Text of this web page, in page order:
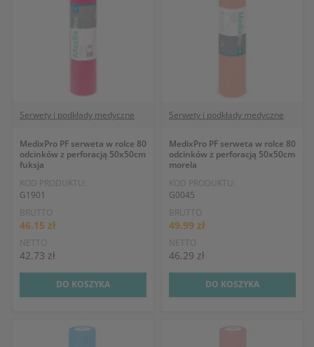
Serwety i podkłady medyczne
MedixPro PF serweta w rolce 80
odcinków z perforacją 50x50cm
fuksja
KOD PRODUKTU:
G1901
BRUTTO
46.15 zł
NETTO
42.73 zł
DO KOSZYKA
Serwety i podkłady medyczne
MedixPro PF serweta w rolce 80
odcinków z perforacją 50x50cm
morela
KOD PRODUKTU:
G0045
BRUTTO
49.99 zł
NETTO
46.29 zł
DO KOSZYKA